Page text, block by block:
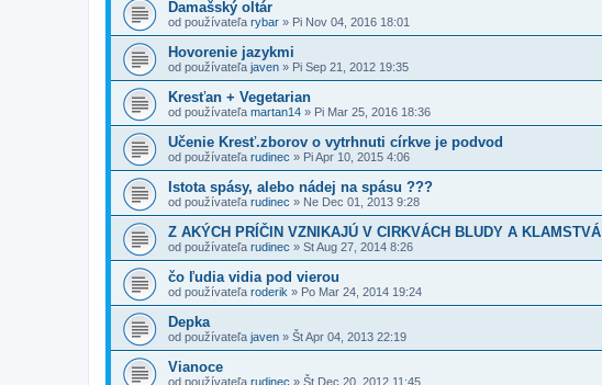
Damašský oltár
od používateľa rybar » Pi Nov 04, 2016 18:01
Hovorenie jazykmi
od používateľa javen » Pi Sep 21, 2012 19:35
Kresťan + Vegetarian
od používateľa martan14 » Pi Mar 25, 2016 18:36
Učenie Kresť.zborov o vytrhnuti církve je podvod
od používateľa rudinec » Pi Apr 10, 2015 4:06
Istota spásy, alebo nádej na spásu ???
od používateľa rudinec » Ne Dec 01, 2013 9:28
Z AKÝCH PRÍČIN VZNIKAJÚ V CIRKVÁCH BLUDY A KLAMSTVÁ
od používateľa rudinec » St Aug 27, 2014 8:26
čo ľudia vidia pod vierou
od používateľa roderik » Po Mar 24, 2014 19:24
Depka
od používateľa javen » Št Apr 04, 2013 22:19
Vianoce
od používateľa rudinec » Št Dec 20, 2012 11:45